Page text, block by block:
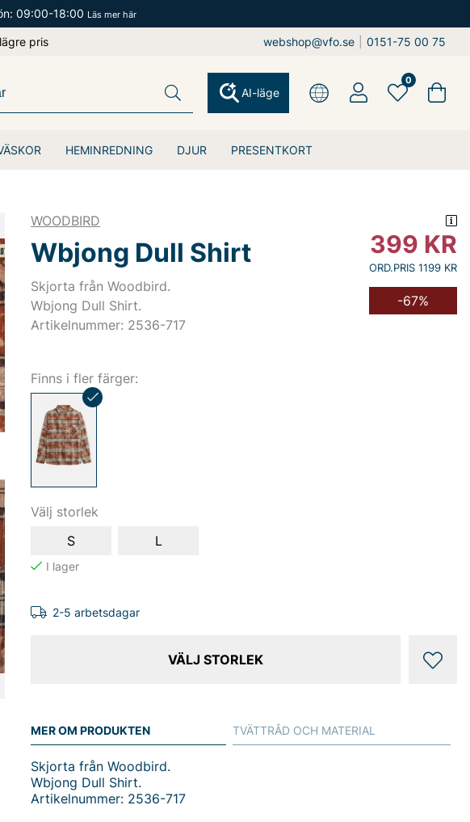
09:00-18:00 Läs mer här
pris webshop@vfo.se 0151-75 00 75
HEMINREDNING DJUR PRESENTKORT
AI-läge
0
WOODBIRD
Wbjong Dull Shirt
Skjorta från Woodbird.
Wbjong Dull Shirt.
Artikelnummer: 2536-717
399 KR
ORD.PRIS 1199 KR
-67%
Finns i fler färger:
Välj storlek
S
L
2-5 arbetsdagar
VÄLJ STORLEK
MER OM PRODUKTEN
Skjorta från Woodbird.
Wbjong Dull Shirt.
Artikelnummer: 2536-717
TVÄTTRÅD OCH MATERIAL